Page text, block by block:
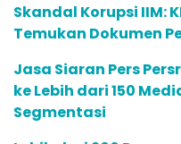
Skandal Korupsi IIM:
Temukan Dokumen
Jasa Siaran Pers
ke Lebih dari 150
Segmentasi